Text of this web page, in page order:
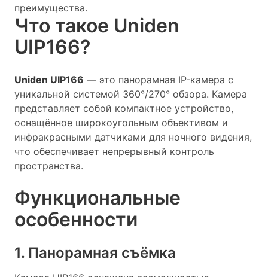
преимущества.
Что такое Uniden
UIP166?
Uniden UIP166 — это панорамная IP-камера с
уникальной системой 360°/270° обзора. Камера
представляет собой компактное устройство,
оснащённое широкоугольным объективом и
инфракрасными датчиками для ночного видения,
что обеспечивает непрерывный контроль
пространства.
Функциональные
особенности
1. Панорамная съёмка